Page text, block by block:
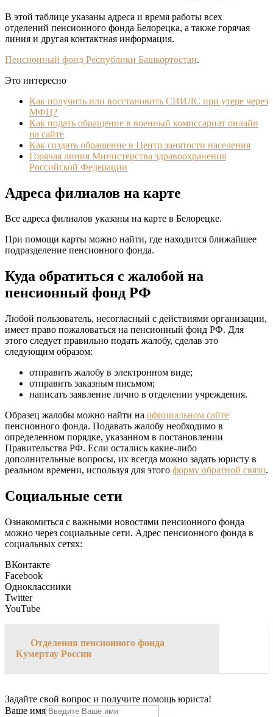
В этой таблице указаны адреса и время работы всех
отделений пенсионного фонда Белорецка, а также горячая
линия и другая контактная информация.
Пенсионный фонд Республики Башкортостан.
Это интересно
Как получить или восстановить СНИЛС при утере через
МФЦ?
Как подать обращение в военный комиссариат онлайн
на сайте
Как создать обращение в Центр занятости населения
Горячая линия Министерства здравоохранения
Российской Федерации
Адреса филиалов на карте
Все адреса филиалов указаны на карте в Белорецке.
При помощи карты можно найти, где находится ближайшее
подразделение пенсионного фонда.
Куда обратиться с жалобой на
пенсионный фонд РФ
Любой пользователь, несогласный с действиями организации,
имеет право пожаловаться на пенсионный фонд РФ. Для
этого следует правильно подать жалобу, сделав это
следующим образом:
отправить жалобу в электронном виде;
отправить заказным письмом;
написать заявление лично в отделении учреждения.
Образец жалобы можно найти на официальном сайте
пенсионного фонда. Подавать жалобу необходимо в
определенном порядке, указанном в постановлении
Правительства РФ. Если остались какие-либо
дополнительные вопросы, их всегда можно задать юристу в
реальном времени, используя для этого форму обратной связи.
Социальные сети
Ознакомиться с важными новостями пенсионного фонда
можно через социальные сети. Адрес пенсионного фонда в
социальных сетях:
ВКонтакте
Facebook
Одноклассники
Twitter
YouTube
Отделения пенсионного фонда
Кумертау России
Задайте свой вопрос и получите помощь юриста!
Ваше имя